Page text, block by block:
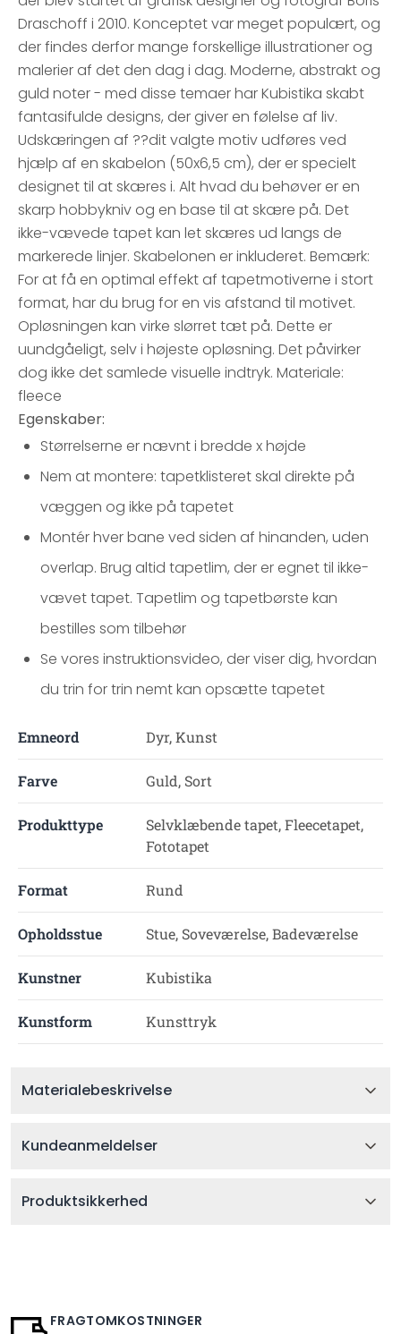
Draschoff i 2010. Konceptet var meget populært, og
der findes derfor mange forskellige illustrationer og
malerier af det den dag i dag. Moderne, abstrakt og
guld noter - med disse temaer har Kubistika skabt
fantasifulde designs, der giver en følelse af liv.
Udskæringen af ??dit valgte motiv udføres ved
hjælp af en skabelon (50x6,5 cm), der er specielt
designet til at skæres i. Alt hvad du behøver er en
skarp hobbykniv og en base til at skære på. Det
ikke-vævede tapet kan let skæres ud langs de
markerede linjer. Skabelonen er inkluderet. Bemærk:
For at få en optimal effekt af tapetmotiverne i stort
format, har du brug for en vis afstand til motivet.
Opløsningen kan virke slørret tæt på. Dette er
uundgåeligt, selv i højeste opløsning. Det påvirker
dog ikke det samlede visuelle indtryk. Materiale:
fleece
Egenskaber:
Størrelserne er nævnt i bredde x højde
Nem at montere: tapetklisteret skal direkte på
væggen og ikke på tapetet
Montér hver bane ved siden af hinanden, uden
overlap. Brug altid tapetlim, der er egnet til ikke-
vævet tapet. Tapetlim og tapetbørste kan
bestilles som tilbehør
Se vores instruktionsvideo, der viser dig, hvordan
du trin for trin nemt kan opsætte tapetet
Emneord Dyr, Kunst
Farve Guld, Sort
Produkttype
Selvklæbende tapet, Fleecetapet,
Fototapet
Format Rund
Opholdsstue Stue, Soveværelse, Badeværelse
Kunstner Kubistika
Kunstform Kunsttryk
Materialebeskrivelse
Kundeanmeldelser
Produktsikkerhed
FRAGTOMKOSTNINGER